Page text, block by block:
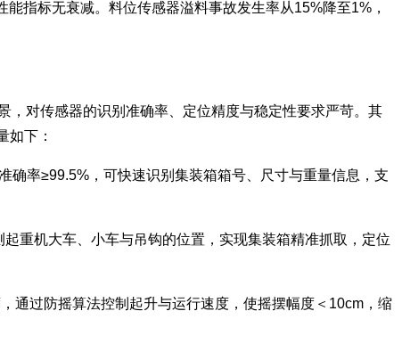
指标无衰减。料位传感器溢料事故发生率从15%降至1%，
，对传感器的识别准确率、定位精度与稳定性要求严苛。其
如下：
确率≥99.5%，可快速识别集装箱箱号、尺寸与重量信息，支
重机大车、小车与吊钩的位置，实现集装箱精准抓取，定位
通过防摇算法控制起升与运行速度，使摇摆幅度＜10cm，缩